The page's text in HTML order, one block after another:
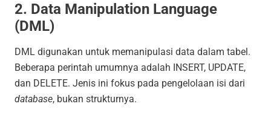
2. Data Manipulation Language
(DML)
DML digunakan untuk memanipulasi data dalam tabel.
Beberapa perintah umumnya adalah INSERT, UPDATE,
dan DELETE. Jenis ini fokus pada pengelolaan isi dari
database, bukan strukturnya.